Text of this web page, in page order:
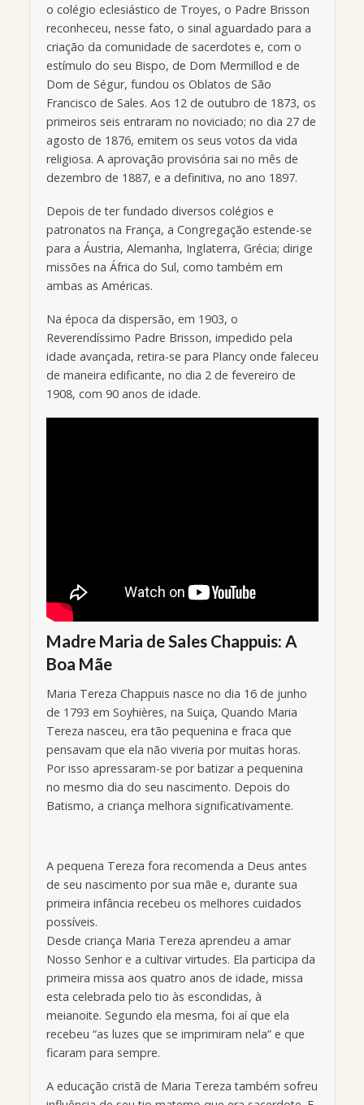
o colégio eclesiástico de Troyes, o Padre Brisson
reconheceu, nesse fato, o sinal aguardado para a
criação da comunidade de sacerdotes e, com o
estímulo do seu Bispo, de Dom Mermillod e de
Dom de Ségur, fundou os Oblatos de São
Francisco de Sales. Aos 12 de outubro de 1873, os
primeiros seis entraram no noviciado; no dia 27 de
agosto de 1876, emitem os seus votos da vida
religiosa. A aprovação provisória sai no mês de
dezembro de 1887, e a definitiva, no ano 1897.
Depois de ter fundado diversos colégios e
patronatos na França, a Congregação estende-se
para a Áustria, Alemanha, Inglaterra, Grécia; dirige
missões na África do Sul, como também em
ambas as Américas.
Na época da dispersão, em 1903, o
Reverendíssimo Padre Brisson, impedido pela
idade avançada, retira-se para Plancy onde faleceu
de maneira edificante, no dia 2 de fevereiro de
1908, com 90 anos de idade.
Madre Maria de Sales Chappuis: A
Boa Mãe
Maria Tereza Chappuis nasce no dia 16 de junho
de 1793 em Soyhières, na Suiça, Quando Maria
Tereza nasceu, era tão pequenina e fraca que
pensavam que ela não viveria por muitas horas.
Por isso apressaram-se por batizar a pequenina
no mesmo dia do seu nascimento. Depois do
Batismo, a criança melhora significativamente.
A pequena Tereza fora recomenda a Deus antes
de seu nascimento por sua mãe e, durante sua
primeira infância recebeu os melhores cuidados
possíveis.
Desde criança Maria Tereza aprendeu a amar
Nosso Senhor e a cultivar virtudes. Ela participa da
primeira missa aos quatro anos de idade, missa
esta celebrada pelo tio às escondidas, à
meianoite. Segundo ela mesma, foi aí que ela
recebeu “as luzes que se imprimiram nela” e que
ficaram para sempre.
A educação cristã de Maria Tereza também sofreu